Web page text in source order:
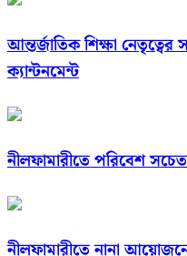
আন্তর্জাতিক শিক্ষা
ক্যান্টনমেন্ট
নীলফামারীতে পরিবেশ
নীলফামারীতে নানা